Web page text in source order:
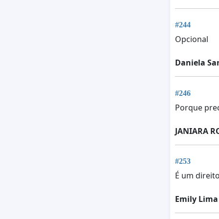
#244
Opcional
Daniela
#246
Porque
JANIARA
#253
É um
Emily